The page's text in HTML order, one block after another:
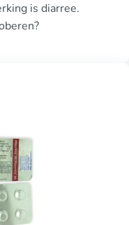
is diarree.